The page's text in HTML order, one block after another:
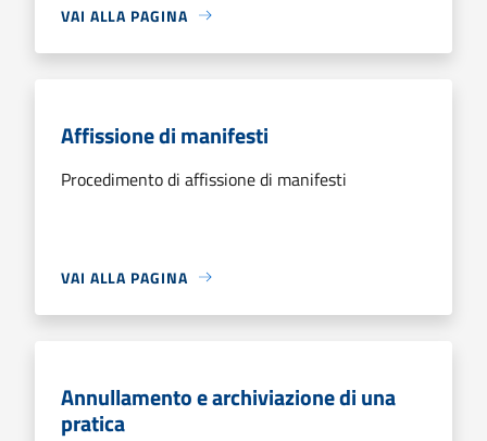
VAI ALLA PAGINA
Affissione di manifesti
Procedimento di affissione di manifesti
VAI ALLA PAGINA
Annullamento e archiviazione di una
pratica